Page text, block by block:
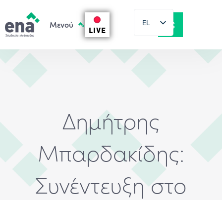
LIVE
EL
EN
Δημήτρης
Μπαρδακίδης:
Συνέντευξη στο